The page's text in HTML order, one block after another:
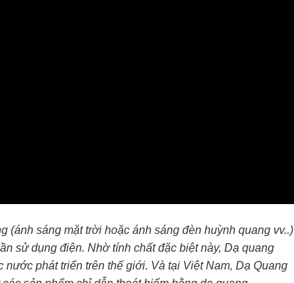
(ánh sáng mặt trời hoặc ánh sáng đèn huỳnh quang vv..)
sử dụng điện. Nhờ tính chất đặc biệt này, Dạ quang
phát triển trên thế giới. Và tại Việt Nam, Dạ Quang